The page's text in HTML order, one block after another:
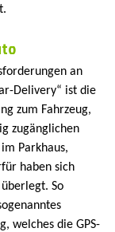
an
Delivery“ ist die
zum Fahrzeug,
zugänglichen
Parkhaus,
haben sich
So
welches die GPS-